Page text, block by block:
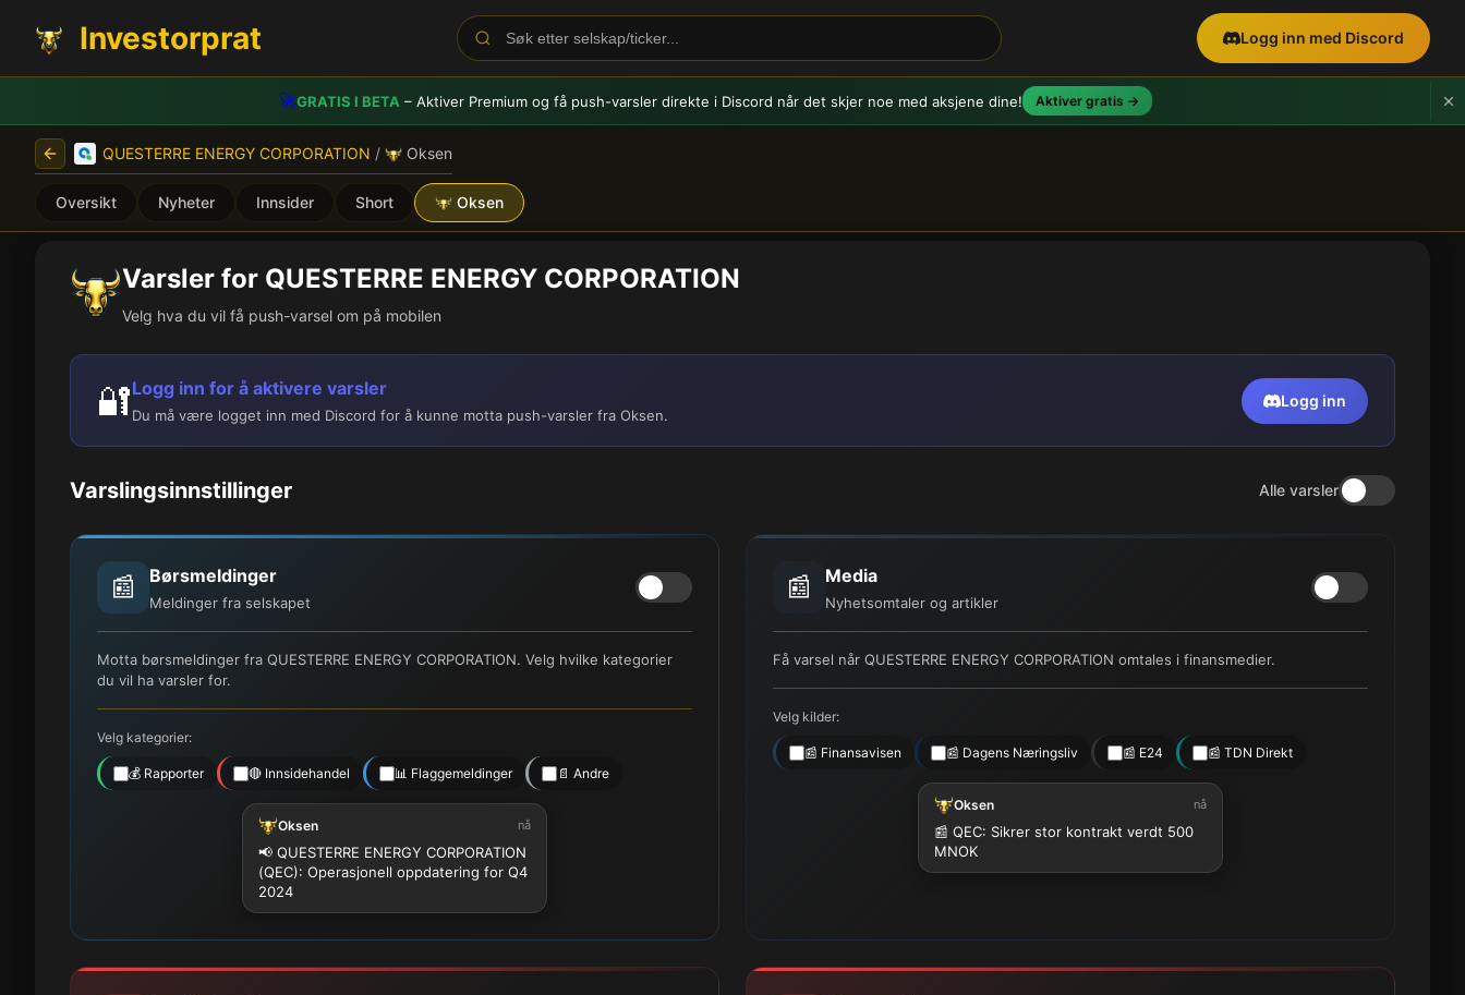
Investorprat Logg inn med Discord
🚀GRATIS I BETA – Aktiver Premium og få push-varslerdirekte i Discord når det skjer noe med aksjene dine! Aktiver gratis →
QUESTERRE ENERGY CORPORATION / Oksen
Oversikt Nyheter Innsider Short Oksen
Varsler for QUESTERRE ENERGY CORPORATION
Velg hva du vil få push-varsel om på mobilen
🔐Logg inn for å aktivere varsler
Du må være logget inn med Discord for å kunne motta push-varsler fra Oksen.
Logg inn
Varslingsinnstillinger Alle varsler
📰 Børsmeldinger
Meldinger fra selskapet
Motta børsmeldinger fra QUESTERRE ENERGY CORPORATION. Velg hvilke kategorier
du vil ha varsler for.
Velg kategorier:
💰 Rapporter 🔴 Innsidehandel 📊 Flaggemeldinger 📄 Andre
Oksen nå
📢 QUESTERRE ENERGY CORPORATION
(QEC): Operasjonell oppdatering for Q4
2024
📰 Media
Nyhetsomtaler og artikler
Få varsel når QUESTERRE ENERGY CORPORATION omtales i finansmedier.
Velg kilder:
📰 Finansavisen 📰 Dagens Næringsliv 📰 E24 📰 TDN Direkt
Oksen nå
📰 QEC: Sikrer stor kontrakt verdt 500
MNOK